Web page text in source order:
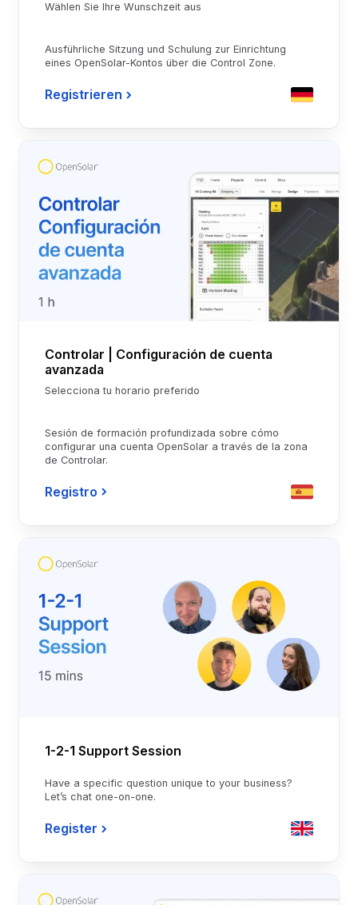
Wählen Sie Ihre Wunschzeit aus
Ausführliche Sitzung und Schulung zur Einrichtung
eines OpenSolar-Kontos über die Control Zone.
Registrieren
Controlar | Configuración de cuenta
avanzada
Selecciona tu horario preferido
Sesión de formación profundizada sobre cómo
configurar una cuenta OpenSolar a través de la zona
de Controlar.
Registro
1-2-1 Support Session
Have a specific question unique to your business?
Let’s chat one-on-one.
Register